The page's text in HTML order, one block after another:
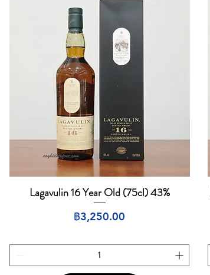
ดูข้อมูลด่วน
Lagavulin 16 Year Old (75cl) 43%
ราคา
฿3,250.00